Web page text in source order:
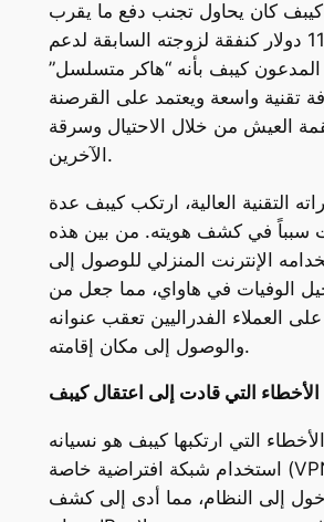
كيبف كان يحاول تجنب دفع ما يقرب
من 116,000 دولار كنفقة لزوجته السابقة لدعم
كيبف بأنه “هاكر متسلسل”
تقنية واسعة ويعتمد على القرصنة
العيش من خلال الاحتيال وسرقة
الآخرين.
التقنية العالية، ارتكب كيبف عدة
سبباً في كشف هويته. من بين هذه
الإنترنت المنزلي للوصول إلى
الوفيات في هاواي، مما جعل من
العملاء الفدراليين تعقب عنوانه
والوصول إلى مكان إقامته.
الأخطاء التي قادت إلى اعتقال كيبف
التي ارتكبها كيبف هو نسيانه
استخدام شبكة افتراضية خاصة (VPN) في إحدى
إلى النظام، مما أدى إلى كشف